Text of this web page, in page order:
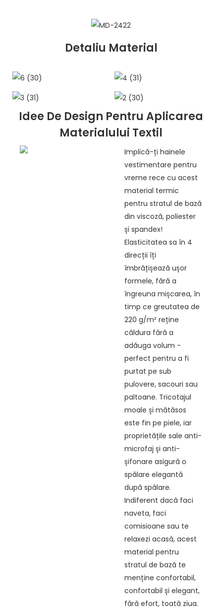
Detaliu Material
Idee De Design Pentru Aplicarea
Materialului Textil
Implică-ți hainele
vestimentare pentru
vreme rece cu acest
material termic
pentru stratul de bază
din viscoză, poliester
și spandex!
Elasticitatea sa în 4
direcții îți
îmbrățișează ușor
formele, fără a
îngreuna mișcarea, în
timp ce greutatea de
220 g/m² reține
căldura fără a
adăuga volum -
perfect pentru a fi
purtat pe sub
pulovere, sacouri sau
paltoane. Tricotajul
moale și mătăsos
este fin pe piele, iar
proprietățile sale anti-
microfaj și anti-
șifonare asigură o
spălare elegantă
după spălare.
Indiferent dacă faci
naveta, faci
comisioane sau te
relaxezi acasă, acest
material pentru
stratul de bază te
menține confortabil,
confortabil și elegant,
fără efort, toată ziua.